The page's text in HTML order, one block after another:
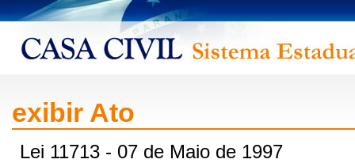
exibir Ato
Lei 11713 - 07 de Maio de 1997